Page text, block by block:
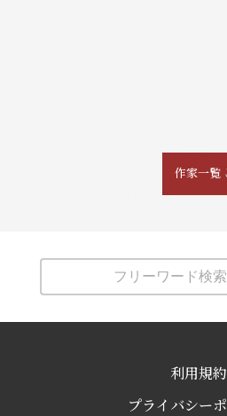
作家一覧
利用規約
プライバシー